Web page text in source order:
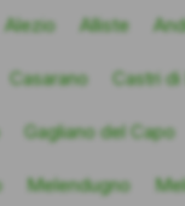
Alezio Alliste
Casarano Castri
Gagliano del Capo
Melendugno